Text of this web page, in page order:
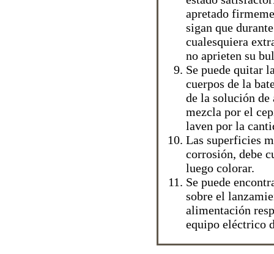
apretado
sigan que
cualesquiera
no aprieten su
Se puede quitar
cuerpos de la
de la solución de
mezcla por el
laven por la
Las superficies
corrosión, debe
luego colorar.
Se puede
sobre el
alimentación
equipo eléctrico